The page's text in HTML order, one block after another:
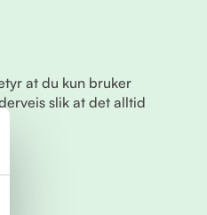
at du kun bruker
slik at det alltid